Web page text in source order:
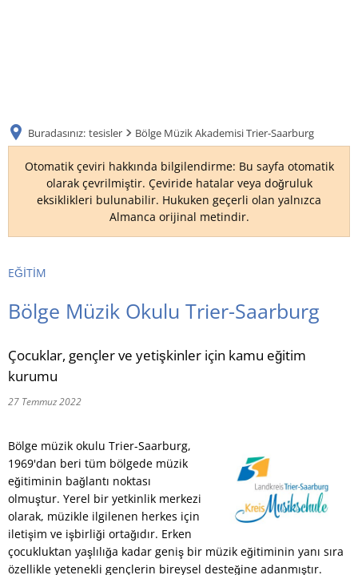
EN
NL
Buradasınız: tesisler Bölge Müzik Akademisi Trier-Saarburg
Otomatik çeviri hakkında bilgilendirme: Bu sayfa otomatik
olarak çevrilmiştir. Çeviride hatalar veya doğruluk
eksiklikleri bulunabilir. Hukuken geçerli olan yalnızca
Almanca orijinal metindir.
EĞITIM
Bölge Müzik Okulu Trier-Saarburg
Çocuklar, gençler ve yetişkinler için kamu eğitim
kurumu
27 Temmuz 2022
Bölge müzik okulu Trier-Saarburg,
1969'dan beri tüm bölgede müzik
eğitiminin bağlantı noktası
olmuştur. Yerel bir yetkinlik merkezi
olarak, müzikle ilgilenen herkes için
iletişim ve işbirliği ortağıdır. Erken
çocukluktan yaşlılığa kadar geniş bir müzik eğitiminin yanı sıra
özellikle yetenekli gençlerin bireysel desteğine adanmıştır.